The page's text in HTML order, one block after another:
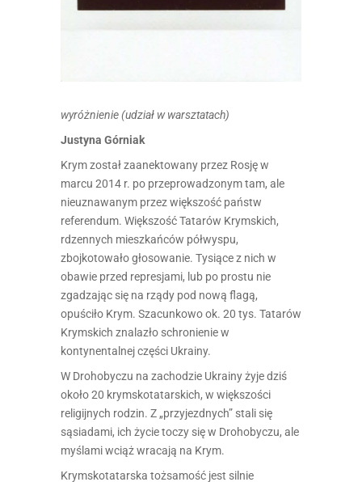
wyróżnienie (udział w warsztatach)
Justyna Górniak
Krym został zaanektowany przez Rosję w
marcu 2014 r. po przeprowadzonym tam, ale
nieuznawanym przez większość państw
referendum. Większość Tatarów Krymskich,
rdzennych mieszkańców półwyspu,
zbojkotowało głosowanie. Tysiące z nich w
obawie przed represjami, lub po prostu nie
zgadzając się na rządy pod nową flagą,
opuściło Krym. Szacunkowo ok. 20 tys. Tatarów
Krymskich znalazło schronienie w
kontynentalnej części Ukrainy.
W Drohobyczu na zachodzie Ukrainy żyje dziś
około 20 krymskotatarskich, w większości
religijnych rodzin. Z „przyjezdnych” stali się
sąsiadami, ich życie toczy się w Drohobyczu, ale
myślami wciąż wracają na Krym.
Krymskotatarska tożsamość jest silnie